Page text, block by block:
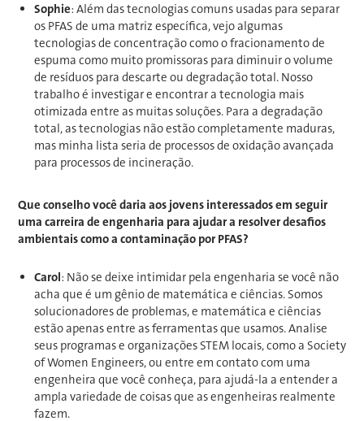
Sophie: Além das tecnologias comuns usadas para separar
os PFAS de uma matriz específica, vejo algumas
tecnologias de concentração como o fracionamento de
espuma como muito promissoras para diminuir o volume
de resíduos para descarte ou degradação total. Nosso
trabalho é investigar e encontrar a tecnologia mais
otimizada entre as muitas soluções. Para a degradação
total, as tecnologias não estão completamente maduras,
mas minha lista seria de processos de oxidação avançada
para processos de incineração.
Que conselho você daria aos jovens interessados em seguir
uma carreira de engenharia para ajudar a resolver desafios
ambientais como a contaminação por PFAS?
Carol: Não se deixe intimidar pela engenharia se você não
acha que é um gênio de matemática e ciências. Somos
solucionadores de problemas, e matemática e ciências
estão apenas entre as ferramentas que usamos. Analise
seus programas e organizações STEM locais, como a Society
of Women Engineers, ou entre em contato com uma
engenheira que você conheça, para ajudá-la a entender a
ampla variedade de coisas que as engenheiras realmente
fazem.